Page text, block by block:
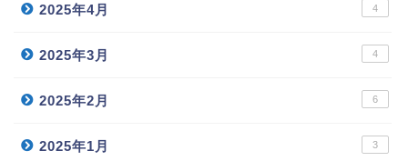
2025年4月 4
2025年3月 4
2025年2月 6
2025年1月 3